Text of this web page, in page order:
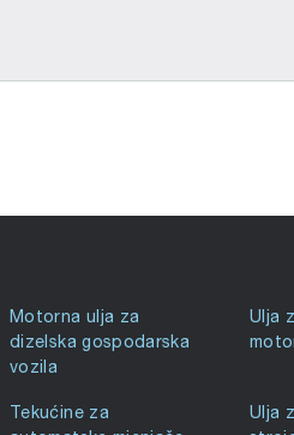
Motorna ulja za
dizelska gospodarska
vozila
Ulja
Tekućine za
Ulja